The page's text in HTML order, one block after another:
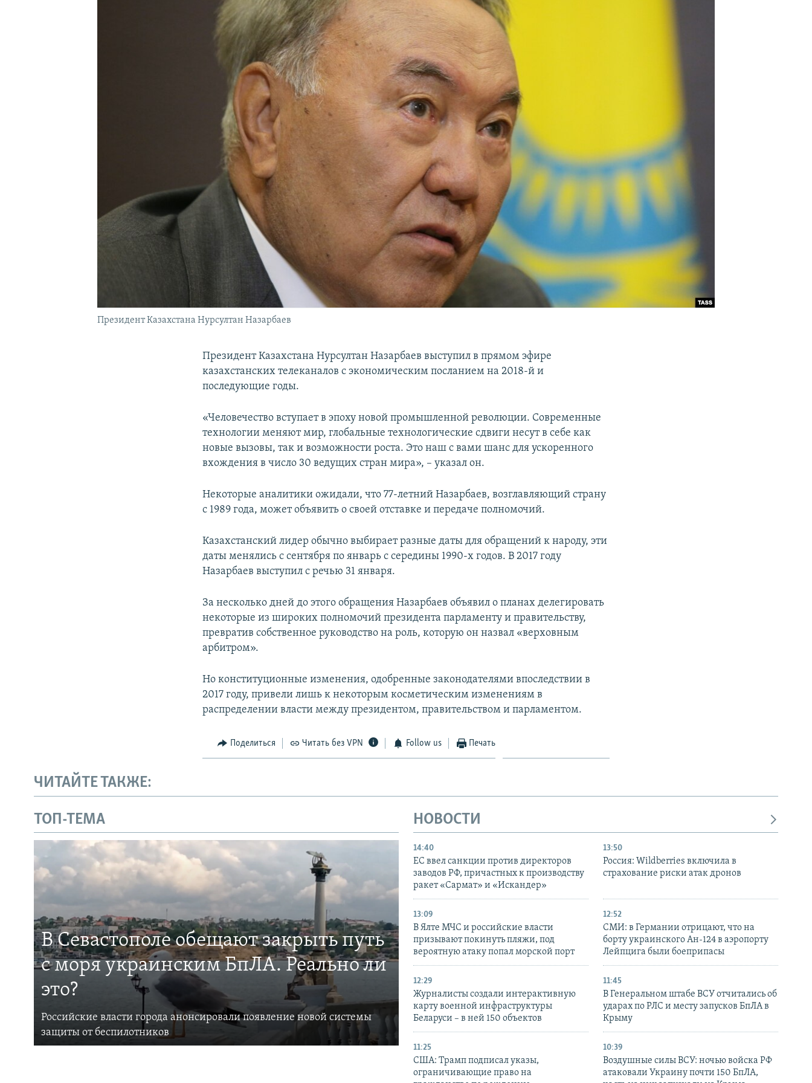
Президент Казахстана Нурсултан Назарбаев
Президент Казахстана Нурсултан Назарбаев выступил в прямом эфире
казахстанских телеканалов с экономическим посланием на 2018-й и
последующие годы.
«Человечество вступает в эпоху новой промышленной революции. Современные
технологии меняют мир, глобальные технологические сдвиги несут в себе как
новые вызовы, так и возможности роста. Это наш с вами шанс для ускоренного
вхождения в число 30 ведущих стран мира», – указал он.
Некоторые аналитики ожидали, что 77-летний Назарбаев, возглавляющий страну
с 1989 года, может объявить о своей отставке и передаче полномочий.
Казахстанский лидер обычно выбирает разные даты для обращений к народу, эти
даты менялись с сентября по январь с середины 1990-х годов. В 2017 году
Назарбаев выступил с речью 31 января.
За несколько дней до этого обращения Назарбаев объявил о планах делегировать
некоторые из широких полномочий президента парламенту и правительству,
превратив собственное руководство на роль, которую он назвал «верховным
арбитром».
Но конституционные изменения, одобренные законодателями впоследствии в
2017 году, привели лишь к некоторым косметическим изменениям в
распределении власти между президентом, правительством и парламентом.
Поделиться Читать без VPN Follow us Печать
ЧИТАЙТЕ ТАКЖЕ:
ТОП-ТЕМА
В Севастополе обещают закрыть путь
с моря украинским БпЛА. Реально ли
это?
Российские власти города анонсировали появление новой системы
защиты от беспилотников
НОВОСТИ
14:40
ЕС ввел санкции против директоров
заводов РФ, причастных к производству
ракет «Сармат» и «Искандер»
13:50
Россия: Wildberries включила в
страхование риски атак дронов
13:09
В Ялте МЧС и российские власти
призывают покинуть пляжи, под
вероятную атаку попал морской порт
12:52
СМИ: в Германии отрицают, что на
борту украинского Ан-124 в аэропорту
Лейпцига были боеприпасы
12:29
Журналисты создали интерактивную
карту военной инфраструктуры
Беларуси – в ней 150 объектов
11:45
В Генеральном штабе ВСУ отчитались об
ударах по РЛС и месту запусков БпЛА в
Крыму
11:25
США: Трамп подписал указы,
ограничивающие право на
10:39
Воздушные силы ВСУ: ночью войска РФ
атаковали Украину почти 150 БпЛА,